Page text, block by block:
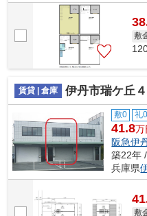
敷
賃貸 | 倉庫 伊丹市瑞ケ丘
敷0 礼0
41.8万
阪急伊
築22年
兵庫県
敷